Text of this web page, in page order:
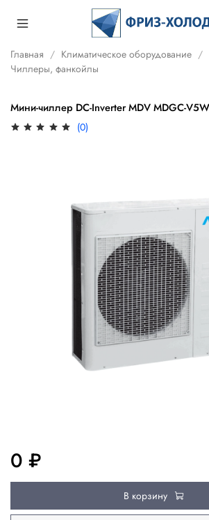
Главная Климатическое оборудование
Чиллеры, фанкойлы
Мини-чиллер DC-Inverter MDV MDGC-
(0)
0 ₽
В корзину